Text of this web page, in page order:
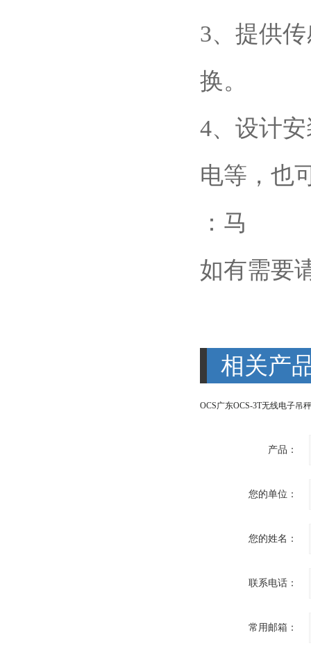
3、提供
换。
4、设计
电等，也
：马
如有需要
相关产
产品：
您的单位：
您的姓名：
联系电话：
常用邮箱：